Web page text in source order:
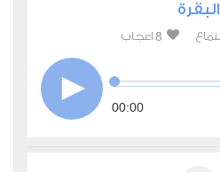
البقرة
8 اعجاب
00:00